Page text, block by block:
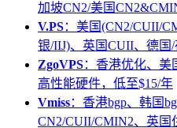
加坡CN2/美国
V.PS：美国(CN2/CUII/
银/IIJ)、英国CUII、德国
ZgoVPS：香港优化、
高性能硬件，低至$15/年
Vmiss：香港bgp、韩国
CN2/CUII/CMIN2、英国